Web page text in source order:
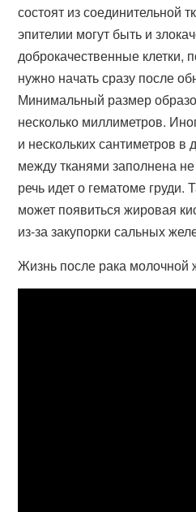
состоят из соединительной
эпителии могут быть и
доброкачественные клетки,
нужно начать сразу после
Минимальный размер
несколько миллиметров.
и нескольких сантиметров в
между тканями заполнена
речь идет о гематоме груди.
может появиться жировая
из-за закупорки сальных
Жизнь после рака молочной